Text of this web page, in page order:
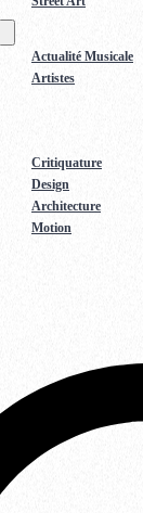
Actualité Musicale
Artistes
Critiquature
Design
Architecture
Motion